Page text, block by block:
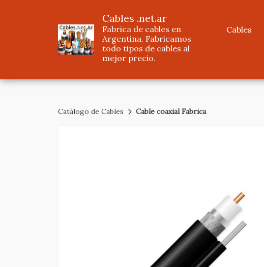
Cables .net.ar
Fabrica de cables en
Argentina. Fabricamos
todo tipos de cables al
mejor precio.
Cables
Catálogo de Cables Cable coaxial Fabrica